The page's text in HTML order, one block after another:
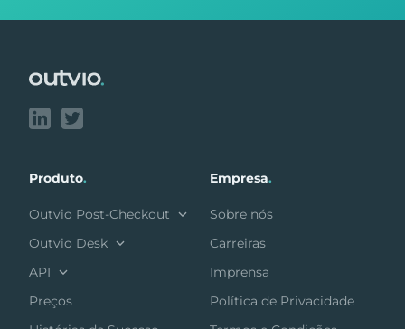
Produto.
Outvio Post-Checkout
Outvio Desk
API
Preços
Empresa.
Sobre nós
Carreiras
Imprensa
Política de Privacidade